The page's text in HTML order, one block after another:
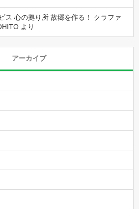
ス 心の拠り所 故郷を作る！ クラファ
より
アーカイブ